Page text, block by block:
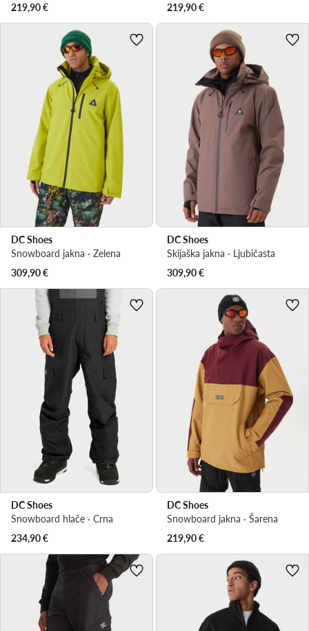
219,90€
219,90€
DC Shoes
Snowboard jakna · Zelena
309,90€
DC Shoes
Skijaška jakna · Ljubičasta
309,90€
DC Shoes
Snowboard hlače · Crna
234,90€
DC Shoes
Snowboard jakna · Šarena
219,90€